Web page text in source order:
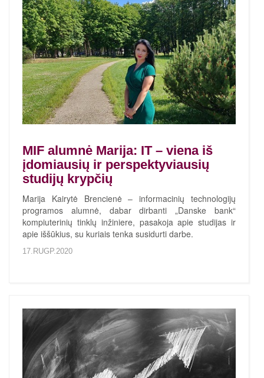
MIF alumnė Marija: IT – viena iš
įdomiausių ir perspektyviausių
studijų krypčių
Marija Kairytė Brencienė – informacinių technologijų
programos alumnė, dabar dirbanti „Danske bank“
kompiuterinių tinklų inžiniere, pasakoja apie studijas ir
apie iššūkius, su kuriais tenka susidurti darbe.
17.RUGP.2020